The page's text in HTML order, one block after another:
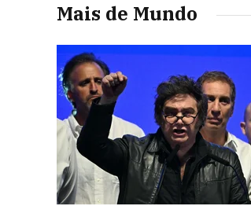
Mais de Mundo